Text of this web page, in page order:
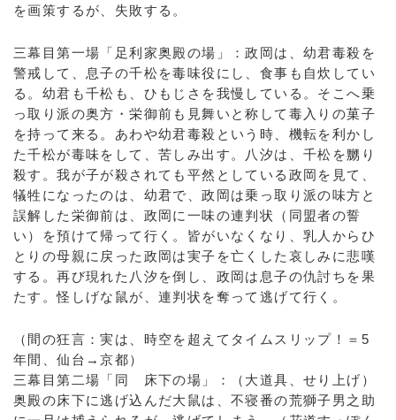
を画策するが、失敗する。
三幕目第一場「足利家奥殿の場」：政岡は、幼君毒殺を
警戒して、息子の千松を毒味役にし、食事も自炊してい
る。幼君も千松も、ひもじさを我慢している。そこへ乗
っ取り派の奥方・栄御前も見舞いと称して毒入りの菓子
を持って来る。あわや幼君毒殺という時、機転を利かし
た千松が毒味をして、苦しみ出す。八汐は、千松を嬲り
殺す。我が子が殺されても平然としている政岡を見て、
犠牲になったのは、幼君で、政岡は乗っ取り派の味方と
誤解した栄御前は、政岡に一味の連判状（同盟者の誓
い）を預けて帰って行く。皆がいなくなり、乳人からひ
とりの母親に戻った政岡は実子を亡くした哀しみに悲嘆
する。再び現れた八汐を倒し、政岡は息子の仇討ちを果
たす。怪しげな鼠が、連判状を奪って逃げて行く。
（間の狂言：実は、時空を超えてタイムスリップ！＝5
年間、仙台→京都）
三幕目第二場「同 床下の場」：（大道具、せり上げ）
奥殿の床下に逃げ込んだ大鼠は、不寝番の荒獅子男之助